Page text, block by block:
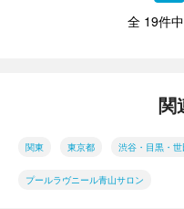
全 19件
関
関東 東京都 渋谷・目黒・
プールラヴニール青山サロン